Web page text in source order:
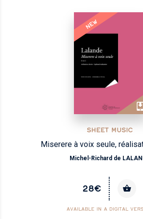
NEW
SHEET MUSIC
Miserere à voix seule,
Michel-Richard de
28€
AVAILABLE IN A DIGITAL